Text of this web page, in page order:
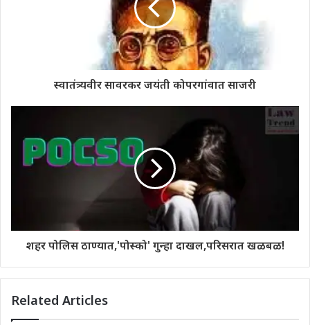
स्वातंत्र्यवीर सावरकर जयंती कोपरगांवात साजरी
शहर पोलिस ठाण्यात,'पोस्को' गुन्हा दाखल,परिसरात खळबळ!
Related Articles